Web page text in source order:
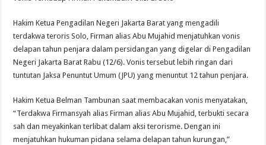
Hakim Ketua Pengadilan Negeri Jakarta Barat yang mengadili
terdakwa teroris Solo, Firman alias Abu Mujahid menjatuhkan vonis
delapan tahun penjara dalam persidangan yang digelar di Pengadilan
Negeri Jakarta Barat Rabu (12/6). Vonis tersebut lebih ringan dari
tuntutan Jaksa Penuntut Umum (JPU) yang menuntut 12 tahun penjara.
Hakim Ketua Belman Tambunan saat membacakan vonis menyatakan,
“Terdakwa Firmansyah alias Firman alias Abu Mujahid, terbukti secara
sah dan meyakinkan terlibat dalam aksi terorisme. Dengan ini
menjatuhkan hukuman pidana selama delapan tahun kurungan,”